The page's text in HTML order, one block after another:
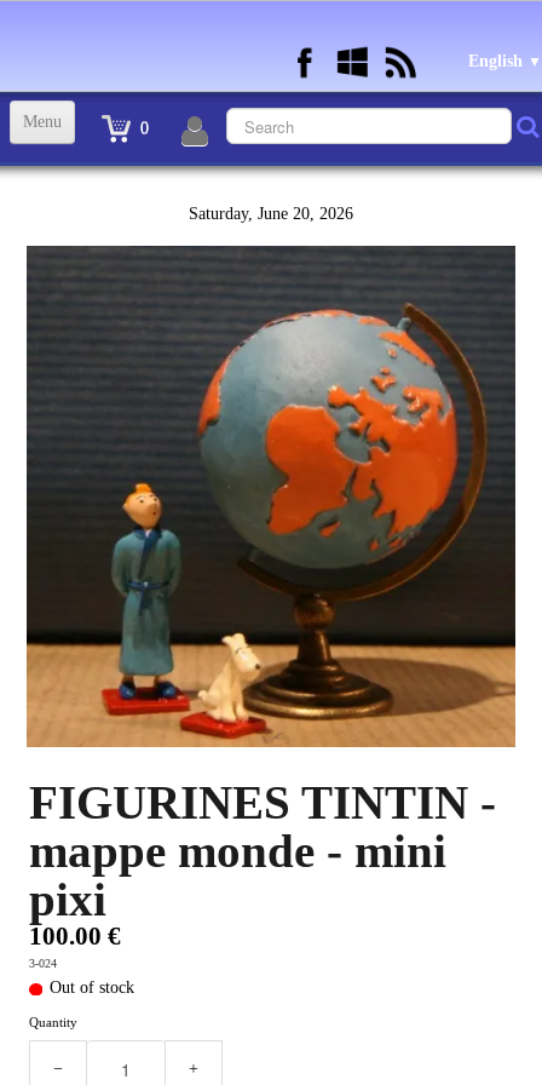
English ▼
0
Menu
STATUETTES BD RESINE et PLOMB
ANDRE FRANQUIN OBJETS ET VETEMENTS ▼
BECASSINE OU BETTY BOOP OBJETS ET VETEMENTS
TEX AVERY OBJETS ET VETEMENTS
WARNER OBJETS ET VETEMENTS▼
PLUS D'OBJETS ET VETEMENTS BD
IDEES CADEAUX ET PLUS▼
BYZANCE▼
Saturday, June 20, 2026
FIGURINES TINTIN -
mappe monde - mini
pixi
100.00 €
3-024
Out of stock
Quantity
− +